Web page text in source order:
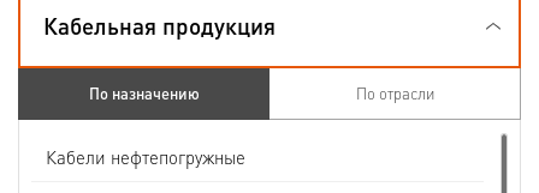
Кабельная продукция
По назначению По отрасли
Кабели нефтепогружные